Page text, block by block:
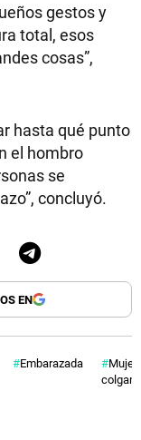
gestos y
total, esos
cosas”,
hasta qué punto
el hombro
se
concluyó.
EN
Embarazada
Mujer